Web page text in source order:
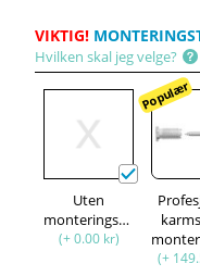
VIKTIG!
Hvilken skal jeg velge?
Uten
monteringssett
(+ 0.00 kr)
Populær
(+